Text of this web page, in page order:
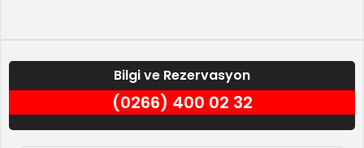
Bilgi ve Rezervasyon
(0266) 400 02 32